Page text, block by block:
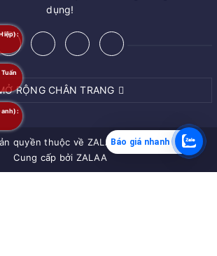
dụng!
RỘNG CHÂN TRANG
quyền thuộc về ZALAA JSC
Cung cấp bởi ZALAA
Báo giá nhanh